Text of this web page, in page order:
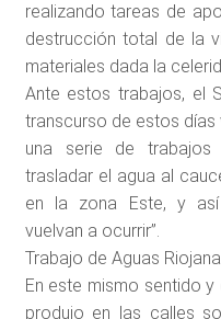
realizando tareas de
destrucción total de la
materiales dada la
Ante estos trabajos, el
transcurso de estos
una serie de
trasladar el agua al
en la zona Este, y
vuelvan a ocurrir”.
Trabajo de Aguas
En este mismo sentido
produjo en las calles